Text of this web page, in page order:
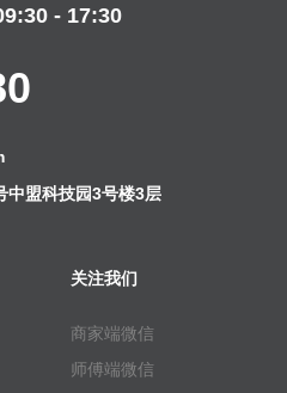
- 17:30
中盟科技园3号楼3层
关注我们
商家端微信
师傅端微信